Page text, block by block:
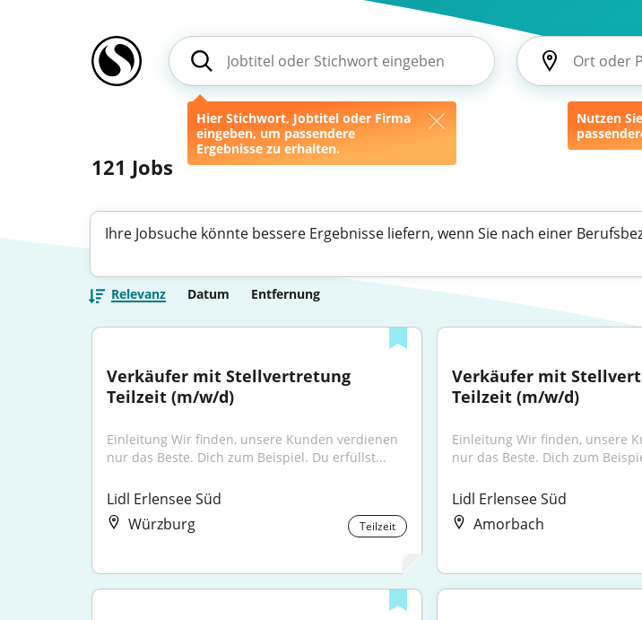
Hier Stichwort, Jobtitel oder Firma
eingeben, um passendere
Ergebnisse zu erhalten.
Nutzen
121 Jobs
Ihre Jobsuche könnte bessere Ergebnisse liefern, wenn Sie nach einer
Relevanz Datum Entfernung
Verkäufer mit Stellvertretung
Teilzeit (m/w/d)
Einleitung Wir finden, unsere Kunden verdienen
nur das Beste. Dich zum Beispiel. Du erfüllst...
Lidl Erlensee Süd
Würzburg
Teilzeit
Verkäufer mit
Teilzeit (m/w/d)
Einleitung Wir finden, unsere
nur das Beste. Dich zum
Lidl Erlensee Süd
Amorbach